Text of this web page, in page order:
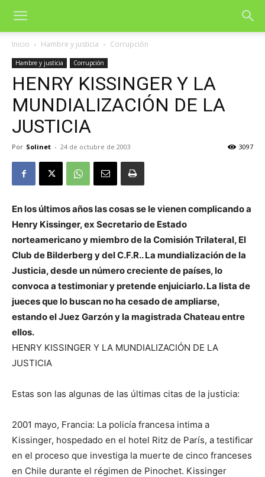
Inicio Hambre y justicia Corrupción
Hambre y justicia Corrupción
HENRY KISSINGER Y LA
MUNDIALIZACIÓN DE LA
JUSTICIA
Por Solinet - 24 de octubre de 2003 3097
En los últimos años las cosas se le vienen complicando a
Henry Kissinger, ex Secretario de Estado
norteamericano y miembro de la Comisión Trilateral, El
Club de Bilderberg y del C.F.R.. La mundialización de la
Justicia, desde un número creciente de países, lo
convoca a testimoniar y pretende enjuiciarlo. La lista de
jueces que lo buscan no ha cesado de ampliarse,
estando el Juez Garzón y la magistrada Chateau entre
ellos.
HENRY KISSINGER Y LA MUNDIALIZACIÓN DE LA
JUSTICIA
Estas son las algunas de las últimas citas de la justicia:
2001 mayo, Francia: La policía francesa intima a
Kissinger, hospedado en el hotel Ritz de París, a testificar
en el proceso que investiga la muerte de cinco franceses
en Chile durante el régimen de Pinochet. Kissinger